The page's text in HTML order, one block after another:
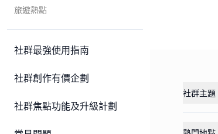
旅遊熱點
社群最強使用指南
社群創作有價企劃
社群焦點功能及升級計劃
社群主題